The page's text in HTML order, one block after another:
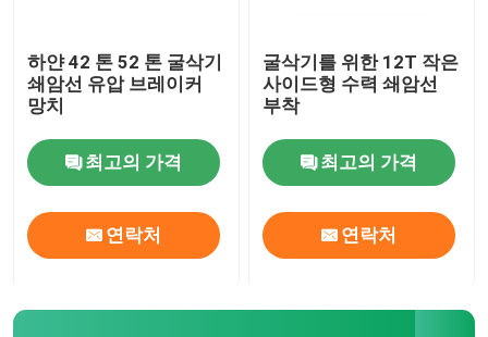
하얀 42 톤 52 톤 굴삭기
쇄암선 유압 브레이커
망치
최고의 가격
연락처
굴삭기를 위한 12T 작은
사이드형 수력 쇄암선
부착
최고의 가격
연락처